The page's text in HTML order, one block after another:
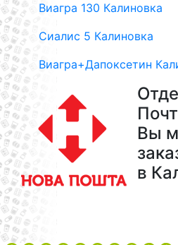
Виагра 130 Калиновка
Сиалис 5 Калиновка
Виагра+Дапоксетин
Вы
в